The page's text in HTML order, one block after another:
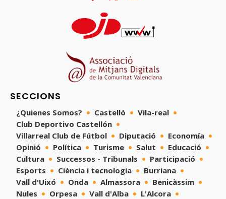
SECCIONS
¿Quienes Somos? Castelló
Vila-real
Club Deportivo Castellón
Villarreal Club de Fútbol
Diputació
Economía
Opinió
Política Turisme Salut
Educació
Cultura
Successos - Tribunals
Participació
Esports
Ciència i tecnologia
Burriana
Vall d'Uixó
Onda Almassora
Benicàssim
Nules
Orpesa Vall d'Alba
L'Alcora